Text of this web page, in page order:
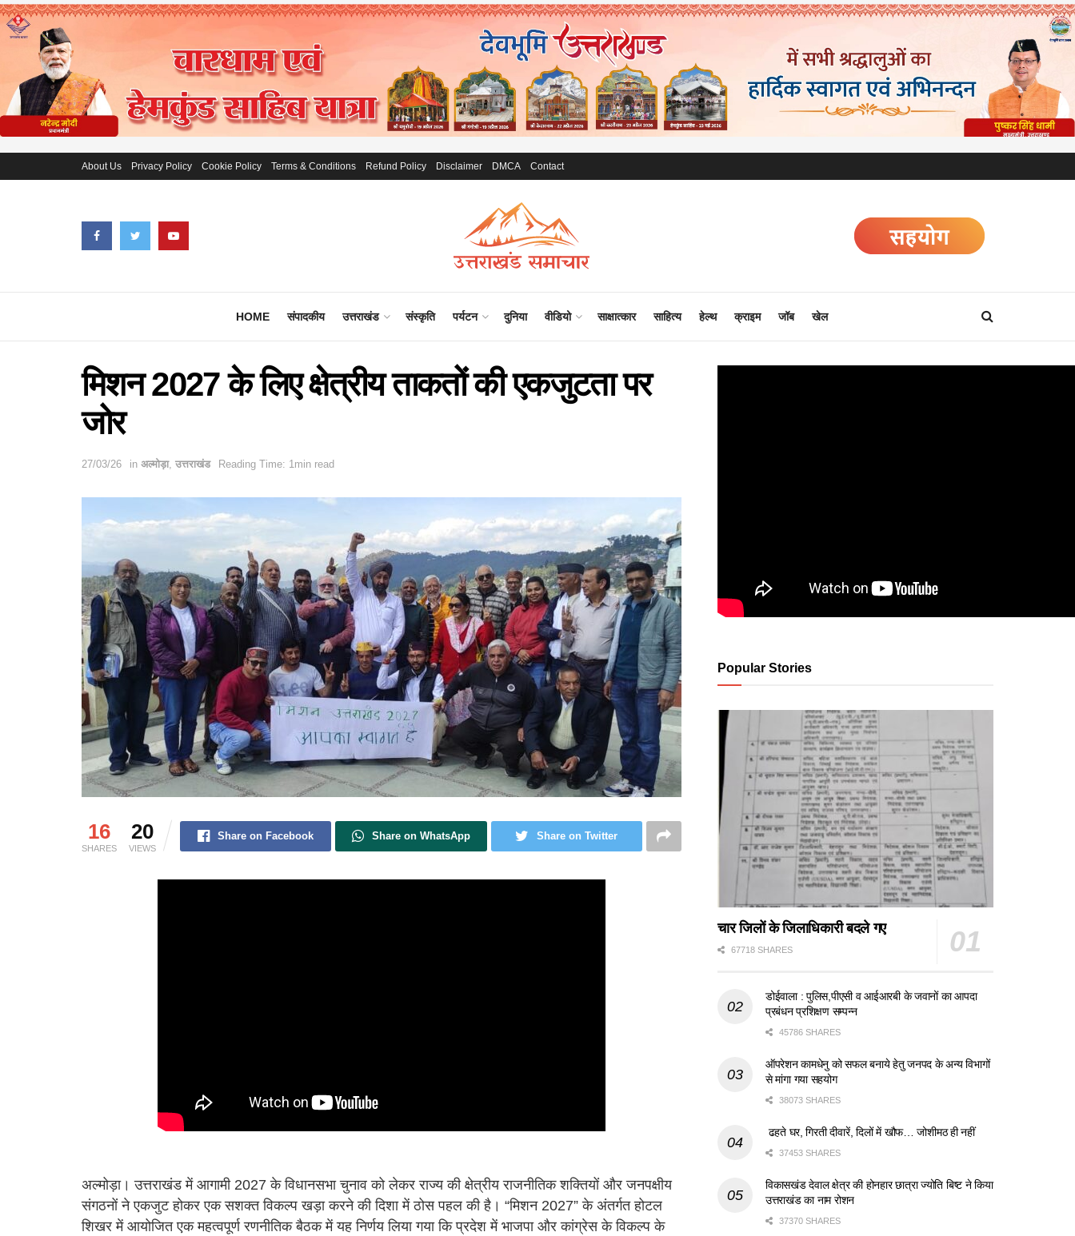
About Us Privacy Policy Cookie Policy Terms & Conditions Refund Policy Disclaimer DMCA Contact
HOME संपादकीय उत्तराखंड संस्कृति पर्यटन दुनिया वीडियो साक्षात्कार साहित्य हेल्थ क्राइम जॉब खेल
मिशन 2027 के लिए क्षेत्रीय ताकतों की एकजुटता पर
जोर
27/03/26 in अल्मोड़ा, उत्तराखंड Reading Time: 1min read
16
SHARES
20
VIEWS
Share on Facebook Share on WhatsApp Share on Twitter
अल्मोड़ा। उत्तराखंड में आगामी 2027 के विधानसभा चुनाव को लेकर राज्य की क्षेत्रीय राजनीतिक शक्तियों और जनपक्षीय
संगठनों ने एकजुट होकर एक सशक्त विकल्प खड़ा करने की दिशा में ठोस पहल की है। “मिशन 2027” के अंतर्गत होटल
शिखर में आयोजित एक महत्वपूर्ण रणनीतिक बैठक में यह निर्णय लिया गया कि प्रदेश में भाजपा और कांग्रेस के विकल्प के
Popular Stories
चार जिलों के जिलाधिकारी बदले गए
67718 SHARES
डोईवाला : पुलिस,पीएसी व आईआरबी के जवानों का आपदा
प्रबंधन प्रशिक्षण सम्पन्न
45786 SHARES
ऑपरेशन कामधेनु को सफल बनाये हेतु जनपद के अन्य विभागों
से मांगा गया सहयोग
38073 SHARES
ढहते घर, गिरती दीवारें, दिलों में खौफ… जोशीमठ ही नहीं
37453 SHARES
विकासखंड देवाल क्षेत्र की होनहार छात्रा ज्योति बिष्ट ने किया
उत्तराखंड का नाम रोशन
37370 SHARES